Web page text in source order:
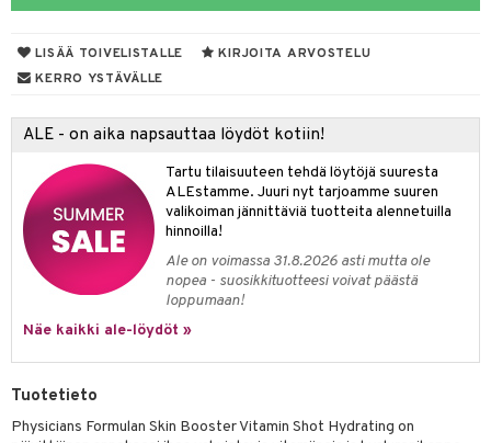
LISÄÄ TOIVELISTALLE
KIRJOITA ARVOSTELU
KERRO YSTÄVÄLLE
ALE - on aika napsauttaa löydöt kotiin!
Tartu tilaisuuteen tehdä löytöjä suuresta
ALEstamme. Juuri nyt tarjoamme suuren
valikoiman jännittäviä tuotteita alennetuilla
hinnoilla!
Ale on voimassa 31.8.2026 asti mutta ole
nopea - suosikkituotteesi voivat päästä
loppumaan!
Näe kaikki ale-löydöt »
Tuotetieto
Physicians Formulan Skin Booster Vitamin Shot Hydrating on
& Highlighter
Päivävoide
hoito
/ Kajaali
&
tuotteet
hoito
poisto
hoito
tuotteet
shave balm
shave lotion
de cologne
de toilette
tuotteet
& vastauksia